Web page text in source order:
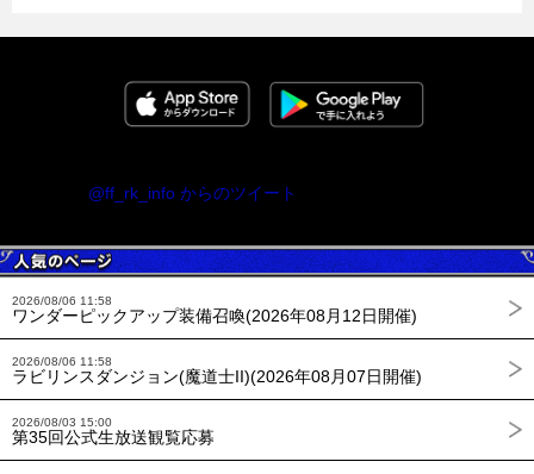
@ff_rk_info からのツイート
2026/08/06 11:58
ワンダーピックアップ装備召喚(2026年08月12日開催)
2026/08/06 11:58
ラビリンスダンジョン(魔道士II)(2026年08月07日開催)
2026/08/03 15:00
第35回公式生放送観覧応募